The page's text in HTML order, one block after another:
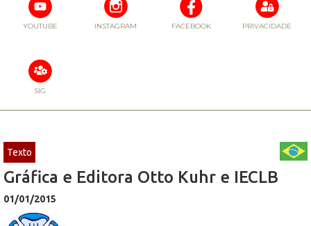
YOUTUBE INSTAGRAM FACEBOOK PRIVACIDADE
SIG
Texto
Gráfica e Editora Otto Kuhr e IECLB
01/01/2015